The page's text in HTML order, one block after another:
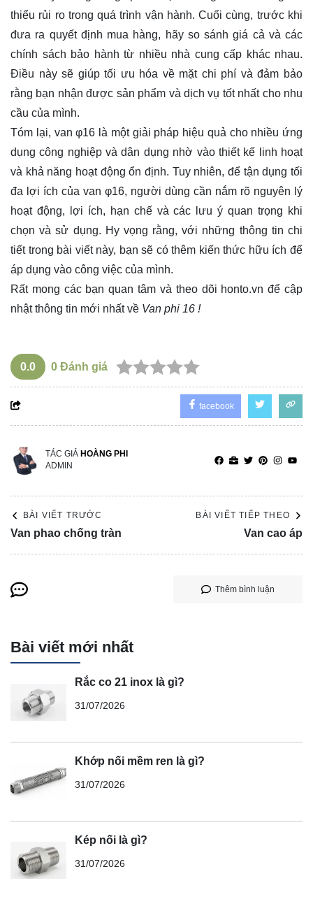
thiểu rủi ro trong quá trình vận hành. Cuối cùng, trước khi
đưa ra quyết định mua hàng, hãy so sánh giá cả và các
chính sách bảo hành từ nhiều nhà cung cấp khác nhau.
Điều này sẽ giúp tối ưu hóa về mặt chi phí và đảm bảo
rằng bạn nhận được sản phẩm và dịch vụ tốt nhất cho nhu
cầu của mình.
Tóm lại, van φ16 là một giải pháp hiệu quả cho nhiều ứng
dụng công nghiệp và dân dụng nhờ vào thiết kế linh hoạt
và khả năng hoạt động ổn định. Tuy nhiên, để tận dụng tối
đa lợi ích của van φ16, người dùng cần nắm rõ nguyên lý
hoạt động, lợi ích, hạn chế và các lưu ý quan trọng khi
chọn và sử dụng. Hy vọng rằng, với những thông tin chi
tiết trong bài viết này, bạn sẽ có thêm kiến thức hữu ích để
áp dụng vào công việc của mình.
Rất mong các bạn quan tâm và theo dõi honto.vn để cập
nhật thông tin mới nhất về Van phi 16 !
0.0 0 Đánh giá
facebook
TÁC GIẢ HOÀNG PHI
ADMIN
BÀI VIẾT TRƯỚC
Van phao chống tràn
BÀI VIẾT TIẾP THEO
Van cao áp
Thêm bình luận
Bài viết mới nhất
Rắc co 21 inox là gì?
31/07/2026
Khớp nối mềm ren là gì?
31/07/2026
Kép nối là gì?
31/07/2026